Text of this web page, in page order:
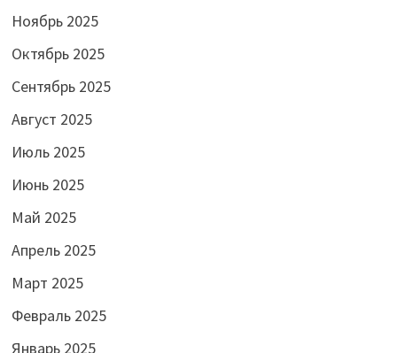
Ноябрь 2025
Октябрь 2025
Сентябрь 2025
Август 2025
Июль 2025
Июнь 2025
Май 2025
Апрель 2025
Март 2025
Февраль 2025
Январь 2025